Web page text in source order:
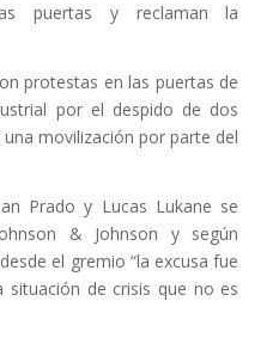
puertas y reclaman la
protestas en las puertas de
por el despido de dos
movilización por parte del
Prado y Lucas Lukane se
& Johnson y según
el gremio “la excusa fue
situación de crisis que no es